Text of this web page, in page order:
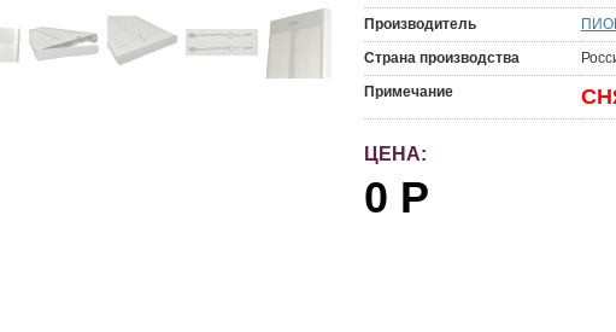
Производитель
Страна производства
Примечание
ЦЕНА:
0 Р